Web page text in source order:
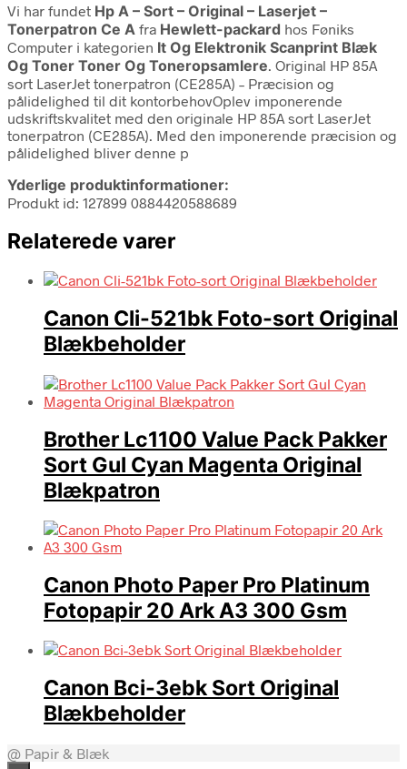
Vi har fundet Hp A – Sort – Original – Laserjet –
Tonerpatron Ce A fra Hewlett-packard hos Føniks
Computer i kategorien It Og Elektronik Scanprint Blæk
Og Toner Toner Og Toneropsamlere. Original HP 85A
sort LaserJet tonerpatron (CE285A) – Præcision og
pålidelighed til dit kontorbehovOplev imponerende
udskriftskvalitet med den originale HP 85A sort LaserJet
tonerpatron (CE285A). Med den imponerende præcision og
pålidelighed bliver denne p
Yderlige produktinformationer:
Produkt id: 127899 0884420588689
Relaterede varer
Canon Cli-521bk Foto-sort Original
Blækbeholder
Brother Lc1100 Value Pack Pakker
Sort Gul Cyan Magenta Original
Blækpatron
Canon Photo Paper Pro Platinum
Fotopapir 20 Ark A3 300 Gsm
Canon Bci-3ebk Sort Original
Blækbeholder
@ Papir & Blæk